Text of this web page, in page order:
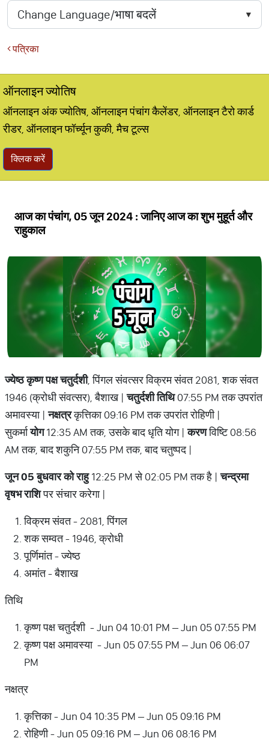
पत्रिका
ऑनलाइन ज्योतिष
ऑनलाइन अंक ज्योतिष, ऑनलाइन पंचांग कैलेंडर, ऑनलाइन टैरो कार्ड
रीडर, ऑनलाइन फॉर्च्यून कुकी, मैच टूल्स
क्लिक करें
आज का पंचांग, 05 जून 2024 : जानिए आज का शुभ मुहूर्त और
राहुकाल
ज्येष्ठ कृष्ण पक्ष चतुर्दशी, पिंगल संवत्सर विक्रम संवत 2081, शक संवत
1946 (क्रोधी संवत्सर), बैशाख |चतुर्दशी तिथि07:55 PM तक उपरांत
अमावस्या |नक्षत्रकृत्तिका 09:16 PM तक उपरांत रोहिणी |
सुकर्मायोग12:35 AM तक, उसके बाद धृति योग |करणविष्टि 08:56
AM तक, बाद शकुनि 07:55 PM तक, बाद चतुष्पद |
जून 05 बुधवार को राहु12:25 PM से 02:05 PM तक है |चन्द्रमा
वृषभ राशिपर संचार करेगा |
विक्रम संवत - 2081, पिंगल
शक सम्वत - 1946, क्रोधी
पूर्णिमांत - ज्येष्ठ
अमांत - बैशाख
तिथि
कृष्ण पक्ष चतुर्दशी - Jun 04 10:01 PM – Jun 05 07:55 PM
कृष्ण पक्ष अमावस्या - Jun 05 07:55 PM – Jun 06 06:07
PM
नक्षत्र
कृत्तिका - Jun 04 10:35 PM – Jun 05 09:16 PM
रोहिणी - Jun 05 09:16 PM – Jun 06 08:16 PM